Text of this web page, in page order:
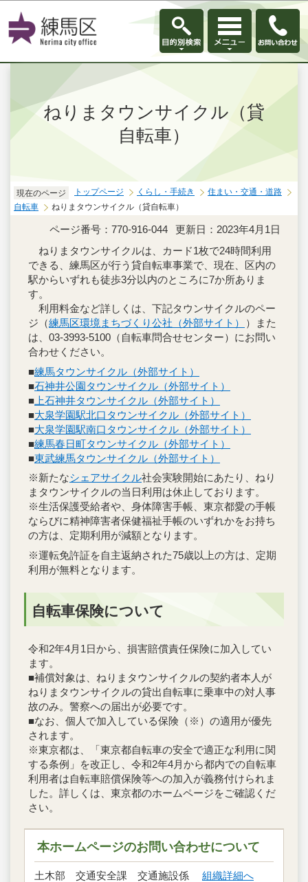
このページの本文へ移動
ねりまタウンサイクル（貸
自転車）
現在のページ トップページ くらし・手続き
住まい・交通・道路
自転車
ねりまタウンサイクル（貸自転車）
ページ番号：770-916-044
更新日：2023年4月1日
ねりまタウンサイクルは、カード1枚で24時間利用
できる、練馬区が行う貸自転車事業で、現在、区内の
駅からいずれも徒歩3分以内のところに7か所ありま
す。
利用料金など詳しくは、下記タウンサイクルのペー
ジ（練馬区環境まちづくり公社（外部サイト）
）また
は、03-3993-5100（自転車問合せセンター）にお問い
合わせください。
■練馬タウンサイクル（外部サイト）
■石神井公園タウンサイクル（外部サイト）
■ 上石神井タウンサイクル（外部サイト）
■大泉学園駅北口タウンサイクル（外部サイト）
■大泉学園駅南口タウンサイクル（外部サイト）
■練馬春日町タウンサイクル（外部サイト）
■東武練馬タウンサイクル（外部サイト）
※新たなシェアサイクル社会実験開始にあたり、ねり
まタウンサイクルの当日利用は休止しております。
※生活保護受給者や、身体障害手帳、東京都愛の手帳
ならびに精神障害者保健福祉手帳のいずれかをお持ち
の方は、定期利用が減額となります。
※運転免許証を自主返納された75歳以上の方は、定期
利用が無料となります。
自転車保険について
令和2年4月1日から、損害賠償責任保険に加入してい
ます。
■補償対象は、ねりまタウンサイクルの契約者本人が
ねりまタウンサイクルの貸出自転車に乗車中の対人事
故のみ。警察への届出が必要です。
■なお、個人で加入している保険（※）の適用が優先
されます。
※東京都は、「東京都自転車の安全で適正な利用に関
する条例」を改正し、令和2年4月から都内での自転車
利用者は自転車賠償保険等への加入が義務付けられま
した。詳しくは、東京都のホームページをご確認くだ
さい。
本ホームページのお問い合わせについて
土木部 交通安全課 交通施設係 組織詳細へ